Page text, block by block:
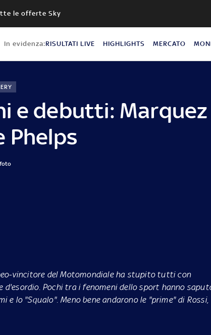
le offerte Sky
In evidenza:RISULTATI LIVE HIGHLIGHTS MERCATO
e debutti: Marquez
Phelps
foto
vincitore del Motomondiale ha stupito tutti con
d'esordio. Pochi tra i fenomeni dello sport hanno
e lo "Squalo". Meno bene andarono le "prime" di Rossi,